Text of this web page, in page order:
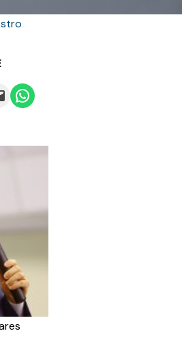
this Page
Share on WhatsApp